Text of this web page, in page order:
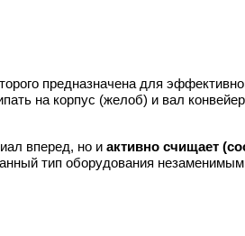
предназначена для
на корпус (желоб) и вал
вперед, но и активно счищает
тип оборудования